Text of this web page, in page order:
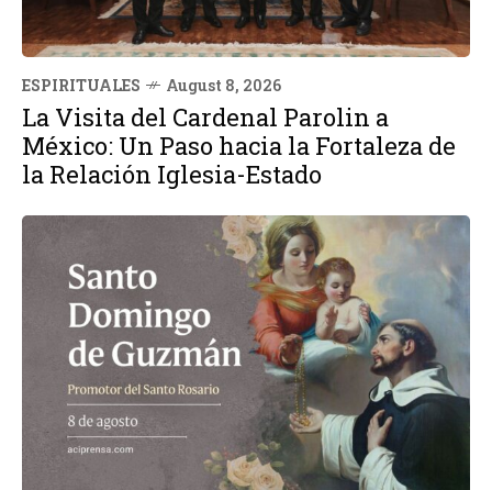
ESPIRITUALES August 8, 2026
La Visita del Cardenal Parolin a
México: Un Paso hacia la Fortaleza de
la Relación Iglesia-Estado